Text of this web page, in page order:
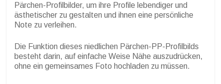
Pärchen-Profilbilder, um ihre Profile lebendiger und
ästhetischer zu gestalten und ihnen eine persönliche
Note zu verleihen.
Die Funktion dieses niedlichen Pärchen-PP-Profilbilds
besteht darin, auf einfache Weise Nähe auszudrücken,
ohne ein gemeinsames Foto hochladen zu müssen.